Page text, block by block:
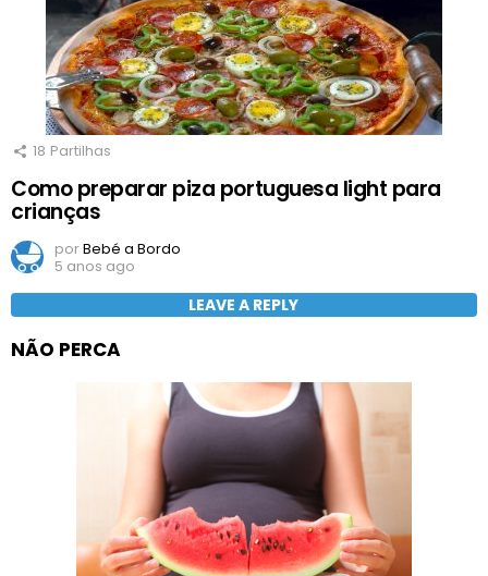
18 Partilhas
Como preparar piza portuguesa light para
crianças
porBebé a Bordo
5 anos ago
LEAVE A REPLY
NÃO PERCA